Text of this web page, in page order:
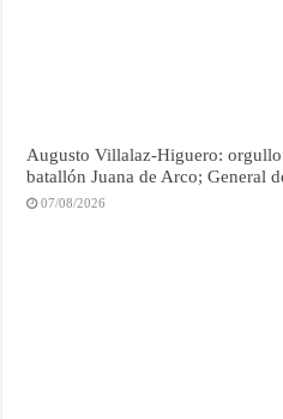
Augusto Villalaz-Higuero:
batallón Juana de Arco; General
07/08/2026